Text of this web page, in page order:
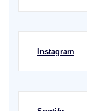
Instagram